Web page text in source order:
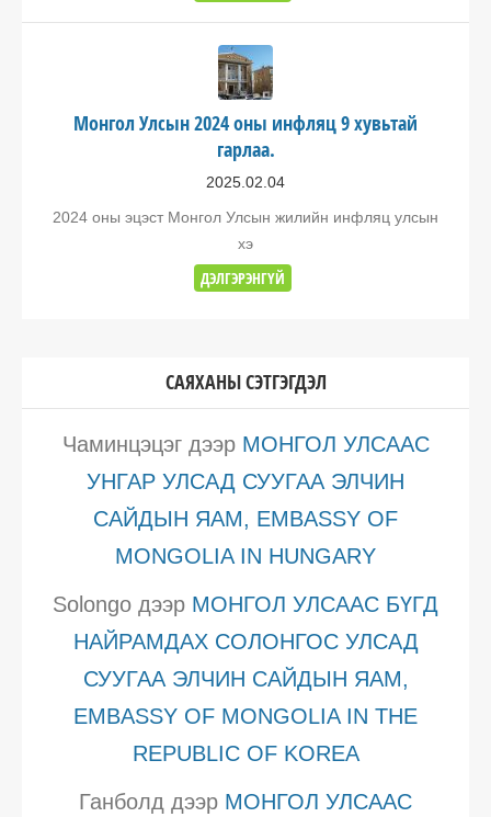
Монгол Улсын 2024 оны инфляц 9 хувьтай
гарлаа.
2025.02.04
2024 оны эцэст Монгол Улсын жилийн инфляц улсын
хэ
ДЭЛГЭРЭНГҮЙ
САЯХАНЫ СЭТГЭГДЭЛ
Чаминцэцэгдээр МОНГОЛ УЛСААС
УНГАР УЛСАД СУУГАА ЭЛЧИН
САЙДЫН ЯАМ, EMBASSY OF
MONGOLIA IN HUNGARY
Solongo дээр МОНГОЛ УЛСААС БҮГД
НАЙРАМДАХ СОЛОНГОС УЛСАД
СУУГАА ЭЛЧИН САЙДЫН ЯАМ,
EMBASSY OF MONGOLIA IN THE
REPUBLIC OF KOREA
Ганболд дээр МОНГОЛ УЛСААС